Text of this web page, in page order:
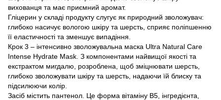
вихованця та має приємний аромат.
Гліцерин у складі продукту слугує як природний зволожувач:
глибоко насичує вологою шкіру та шерсть, сприяє поліпшенню
її еластичності та зменшує випадіння.
Крок 3 – інтенсивно зволожувальна маска Ultra Natural Care
Intense Hydrate Mask. З компонентами найвищої якості та
екстрактом мигдалю, розроблена, щоб зміцнювати шерсть,
глибоко зволожувати шкіру та шерсть, надаючи їй блиску та
підсилюючи колір.
Засіб містить пантенол. Це форма вітаміну В5, інгредієнта,